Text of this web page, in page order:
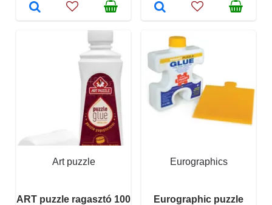
Art puzzle
ART puzzle ragasztó 100
Eurographics
Eurographic puzzle